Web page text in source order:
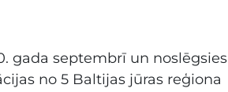
gada septembrī un noslēgsies
no 5 Baltijas jūras reģiona